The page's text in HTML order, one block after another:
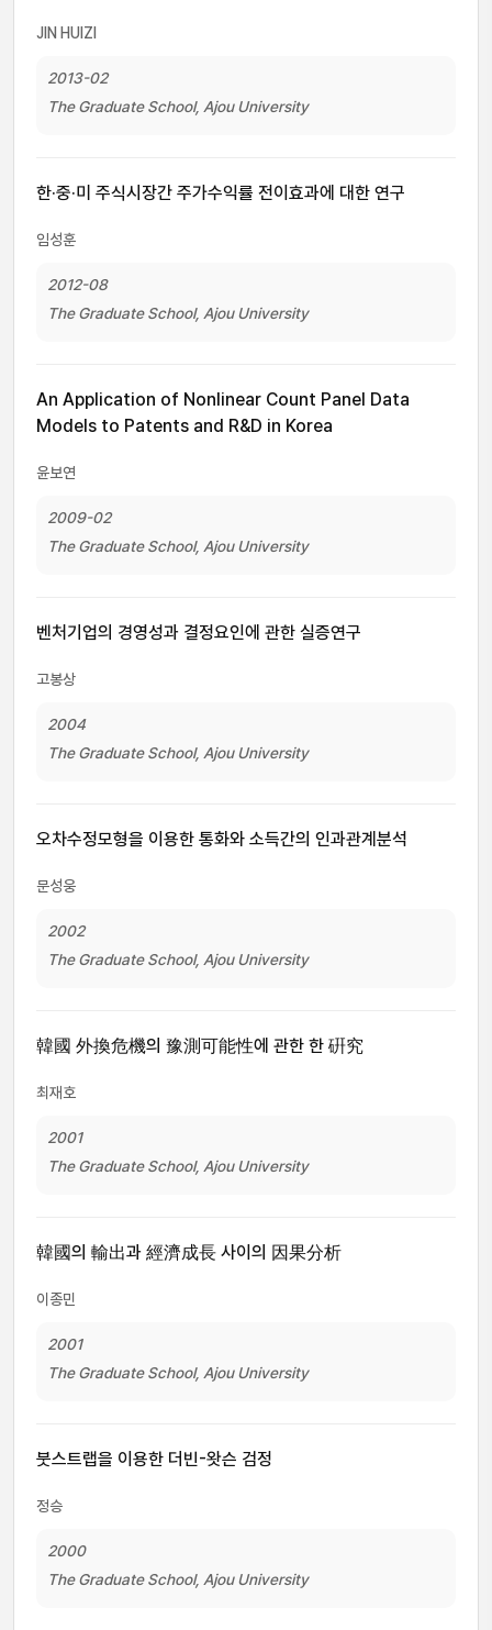
JIN HUIZI
2013-02
The Graduate School, Ajou University
한·중·미 주식시장간 주가수익률 전이효과에 대한 연구
임성훈
2012-08
The Graduate School, Ajou University
An Application of Nonlinear Count Panel Data
Models to Patents and R&D in Korea
윤보연
2009-02
The Graduate School, Ajou University
벤처기업의 경영성과 결정요인에 관한 실증연구
고봉상
2004
The Graduate School, Ajou University
오차수정모형을 이용한 통화와 소득간의 인과관계분석
문성웅
2002
The Graduate School, Ajou University
韓國 外換危機의 豫測可能性에 관한 한 硏究
최재호
2001
The Graduate School, Ajou University
韓國의 輸出과 經濟成長 사이의 因果分析
이종민
2001
The Graduate School, Ajou University
붓스트랩을 이용한 더빈-왓슨 검정
정승
2000
The Graduate School, Ajou University